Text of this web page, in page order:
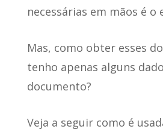
necessárias em mãos é o
Mas, como obter esses
tenho apenas alguns
documento?
Veja a seguir como é